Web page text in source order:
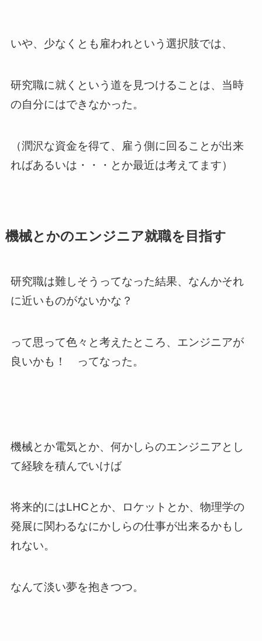
いや、少なくとも雇われという選択肢では、
研究職に就くという道を見つけることは、当時
の自分にはできなかった。
（潤沢な資金を得て、雇う側に回ることが出来
ればあるいは・・・とか最近は考えてます）
機械とかのエンジニア就職を目指す
研究職は難しそうってなった結果、なんかそれ
に近いものがないかな？
って思って色々と考えたところ、エンジニアが
良いかも！ ってなった。
機械とか電気とか、何かしらのエンジニアとし
て経験を積んでいけば
将来的にはLHCとか、ロケットとか、物理学の
発展に関わるなにかしらの仕事が出来るかもし
れない。
なんて淡い夢を抱きつつ。